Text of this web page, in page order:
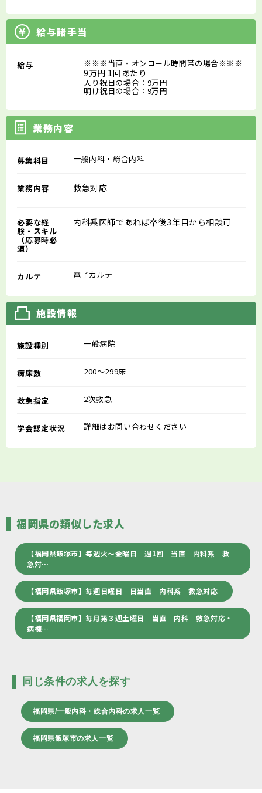
給与諸手当
給与 ※※※当直・オンコール時間帯の場合※※※
9万円 1回あたり
入り祝日の場合：9万円
明け祝日の場合：9万円
業務内容
募集科目 一般内科・総合内科
業務内容 救急対応
必要な経
験・スキル
（応募時必
須）
内科系医師であれば卒後3年目から相談可
カルテ 電子カルテ
施設情報
施設種別 一般病院
病床数 200～299床
救急指定 2次救急
学会認定状況 詳細はお問い合わせください
福岡県の類似した求人
【福岡県飯塚市】毎週火～金曜日 週1回 当直 内科系 救
急対…
【福岡県飯塚市】毎週日曜日 日当直 内科系 救急対応
【福岡県福岡市】毎月第３週土曜日 当直 内科 救急対応・
病棟…
同じ条件の求人を探す
福岡県/一般内科・総合内科の求人一覧
福岡県飯塚市の求人一覧